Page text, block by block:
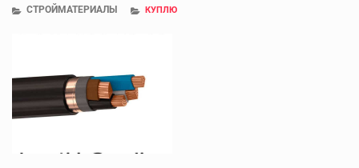
СТРОЙМАТЕРИАЛЫ КУПЛЮ